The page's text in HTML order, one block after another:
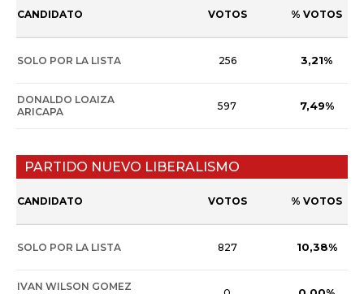
CANDIDATO VOTOS % VOTOS
SOLO POR LA LISTA 256 3,21%
DONALDO LOAIZA
ARICAPA
597 7,49%
PARTIDO NUEVO LIBERALISMO
CANDIDATO VOTOS % VOTOS
SOLO POR LA LISTA 827 10,38%
IVAN WILSON GOMEZ